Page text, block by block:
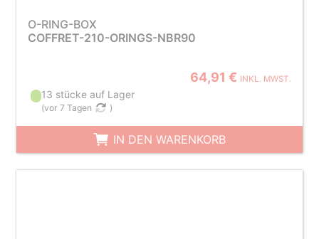
O-RING-BOX
COFFRET-210-ORINGS-NBR90
64,91 € INKL. MWST.
13 stücke auf Lager
(vor 7 Tagen )
IN DEN WARENKORB